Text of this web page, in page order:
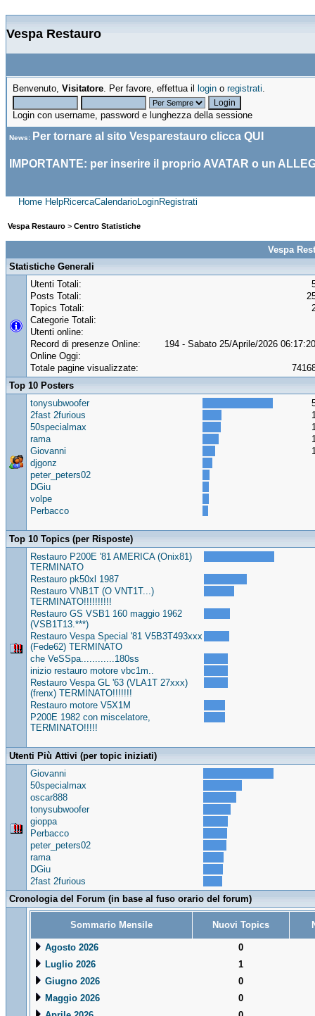
Vespa Restauro
Benvenuto, Visitatore. Per favore, effettua il login o registrati.
Login con username, password e lunghezza della sessione
News: Per tornare al sito Vesparestauro clicca QUI
IMPORTANTE: per inserire il proprio AVATAR o un
Home HelpRicercaCalendarioLoginRegistrati
Vespa Restauro > Centro Statistiche
Vespa
Statistiche Generali
Utenti Totali:
Posts Totali:
Topics Totali:
Categorie Totali:
Utenti online:
Record di presenze Online:
194 - Sabato 25/Aprile/2026
Online Oggi:
Totale pagine visualizzate:
Top 10 Posters
tonysubwoofer
2fast 2furious
50specialmax
rama
Giovanni
djgonz
peter_peters02
DGiu
volpe
Perbacco
Top 10 Topics (per Risposte)
Restauro P200E '81 AMERICA (Onix81)
TERMINATO
Restauro pk50xl 1987
Restauro VNB1T (O VNT1T...)
TERMINATO!!!!!!!!!!
Restauro GS VSB1 160 maggio 1962
(VSB1T13.***)
Restauro Vespa Special '81 V5B3T493xxx
(Fede62) TERMINATO
che VeSSpa............180ss
inizio restauro motore vbc1m..
Restauro Vespa GL '63 (VLA1T 27xxx)
(frenx) TERMINATO!!!!!!!
Restauro motore V5X1M
P200E 1982 con miscelatore,
TERMINATO!!!!!
Utenti Più Attivi (per topic iniziati)
Giovanni
50specialmax
oscar888
tonysubwoofer
gioppa
Perbacco
peter_peters02
rama
DGiu
2fast 2furious
Cronologia del Forum (in base al fuso orario del forum)
Sommario Mensile Nuovi Topics
Agosto 2026
0
Luglio 2026
1
Giugno 2026
0
Maggio 2026
0